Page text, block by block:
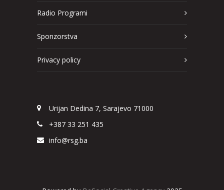
Radio Programi
Sponzorstva
Privacy policy
Urijan Dedina 7, Sarajevo 71000
+387 33 251 435
info@rsg.ba